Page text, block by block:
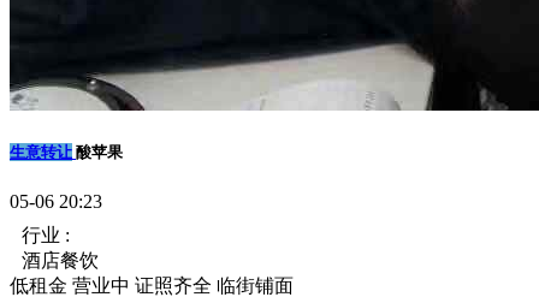
生意转让 酸苹果
05-06 20:23
行业 :
酒店餐饮
低租金 营业中 证照齐全 临街铺面